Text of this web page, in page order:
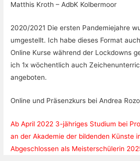
Matthis Kroth – AdbK Kolbermoor
2020/2021 Die ersten Pandemiejahre
umgestellt. Ich habe dieses Format
Online Kurse während der Lockdowns
ich 1x wöchentlich auch
angeboten.
Online und Präsenzkurs bei Andrea
Ab April 2022 3-jähriges Studium bei
an der Akademie der bildenden Künste
Abgeschlossen als Meisterschülerin